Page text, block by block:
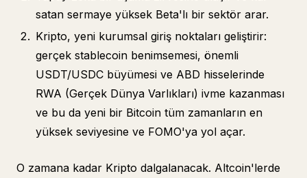
satan sermaye yüksek Beta'lı bir sektör arar.
Kripto, yeni kurumsal giriş noktaları geliştirir:
gerçek stablecoin benimsemesi, önemli
USDT/USDC büyümesi ve ABD hisselerinde
RWA (Gerçek Dünya Varlıkları) ivme kazanması
ve bu da yeni bir Bitcoin tüm zamanların en
yüksek seviyesine ve FOMO'ya yol açar.
O zamana kadar Kripto dalgalanacak. Altcoin'lerde